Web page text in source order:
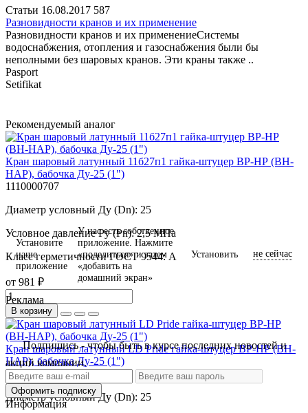
Статьи 16.08.2017 587
Разновидности кранов и их применение
Разновидности кранов и их применениеСистемы
водоснабжения, отопления и газоснабжения были бы
неполными без шаровых кранов. Эти краны также ..
Pasport
Setifikat
Рекомендуемый аналог
Кран шаровый латунный 11б27п1 гайка-штуцер ВР-НР (ВН-
НАР), бабочка Ду-25 (1")
1110000707
Диаметр условный Ду (Dn): 25
Условное давление Ру (Pn):2,5 МПа
Класс герметичности ГОСТ 9544:А
от 981 ₽
В корзину
Кран шаровый латунный LD Pride гайка-штуцер ВР-НР (ВН-
НАР), бабочка Ду-25 (1")
1110000679
Диаметр условный Ду (Dn): 25
Установите
наше
приложение
У нас есть собственное
приложение. Нажмите
«поделиться» и затем
«добавить на
домашний экран»
Установить не сейчас
Реклама
Подпишись - чтобы быть в курсе последних новостей и
акций компании.
Оформить подписку
Информация